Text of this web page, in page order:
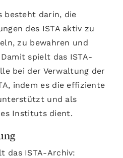
besteht darin, die
des ISTA aktiv zu
zu bewahren und
spielt das ISTA-
bei der Verwaltung der
indem es die effiziente
und als
Instituts dient.
das ISTA-Archiv: